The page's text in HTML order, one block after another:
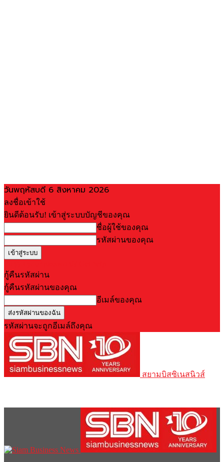
วันพฤหัสบดี 6 สิงหาคม 2026
ลงชื่อเข้าใช้
ยินดีต้อนรับ! เข้าสู่ระบบบัญชีของคุณ
ชื่อผู้ใช้ของคุณ
รหัสผ่านของคุณ
กู้คืนรหัสผ่าน
กู้คืนรหัสผ่านของคุณ
อีเมล์ของคุณ
รหัสผ่านจะถูกอีเมล์ถึงคุณ
สยามบิสซิเนสนิวส์